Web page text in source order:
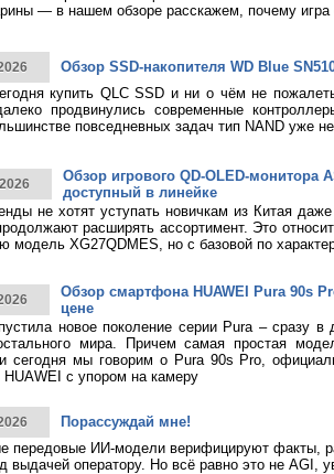
— в нашем обзоре расскажем, почему
Обзор SSD-накопителя WD Blue
купить QLC SSD и ни о чём не
продвинулись современные
повседневных задач тип NAND уже
Обзор игрового QD-OLED-монитора
доступный в линейке
не хотят уступать новичкам из Китая
расширять ассортимент. Это
модель XG27QDMES, но с базовой по
Обзор смартфона HUAWEI Pura 90s
цене
новое поколение серии Pura – сразу
мира. Причем самая простая
сегодня мы говорим о Pura 90s Pro,
с упором на камеру
Порассуждай мне!
передовые ИИ-модели верифицируют факты,
выдачей оператору. Но всё равно это не AGI,